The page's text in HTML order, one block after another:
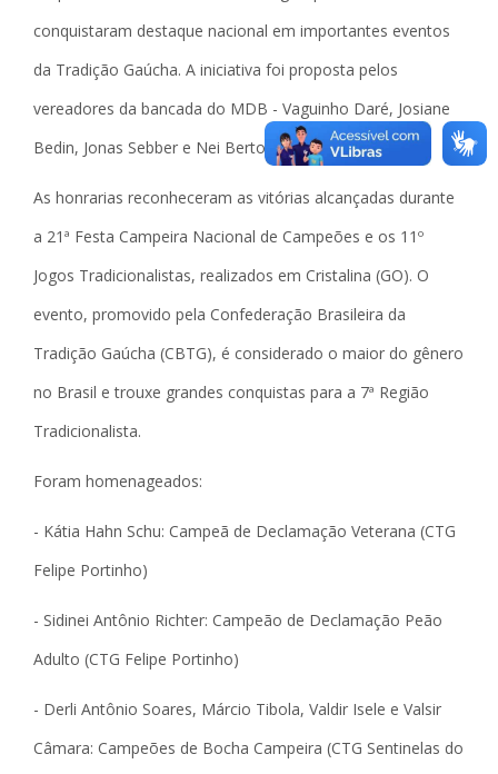
conquistaram destaque nacional em importantes eventos
da Tradição Gaúcha. A iniciativa foi proposta pelos
vereadores da bancada do MDB - Vaguinho Daré, Josiane
Bedin, Jonas Sebber e Nei Bertoldo.
As honrarias reconheceram as vitórias alcançadas durante
a 21ª Festa Campeira Nacional de Campeões e os 11º
Jogos Tradicionalistas, realizados em Cristalina (GO). O
evento, promovido pela Confederação Brasileira da
Tradição Gaúcha (CBTG), é considerado o maior do gênero
no Brasil e trouxe grandes conquistas para a 7ª Região
Tradicionalista.
Foram homenageados:
- Kátia Hahn Schu: Campeã de Declamação Veterana (CTG
Felipe Portinho)
- Sidinei Antônio Richter: Campeão de Declamação Peão
Adulto (CTG Felipe Portinho)
- Derli Antônio Soares, Márcio Tibola, Valdir Isele e Valsir
Câmara: Campeões de Bocha Campeira (CTG Sentinelas do